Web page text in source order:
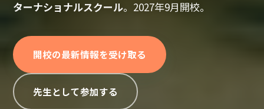
ターナショナルスクール。2027年9月開校。
開校の最新情報を受け取る
先生として参加する